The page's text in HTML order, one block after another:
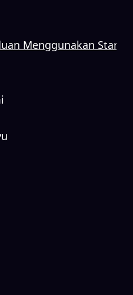
Menggunakan